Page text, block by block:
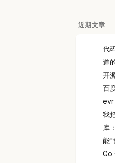
近期文章
代
道
开
百
evr
我
库
能"
Go